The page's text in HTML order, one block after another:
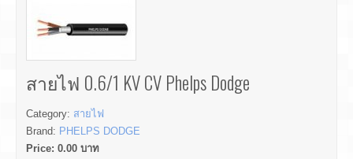
สายไฟ 0.6/1 KV CV Phelps Dodge
Category: สายไฟ
Brand: PHELPS DODGE
Price: 0.00 บาท